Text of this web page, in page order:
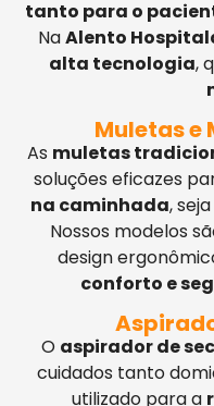
tanto para o
NaAlento
alta tecnologia,
Muletas e
As muletas
soluções eficazes
na caminhada,
Nossos modelos
design
conforto e
O aspirador de
cuidados tanto
utilizado para a